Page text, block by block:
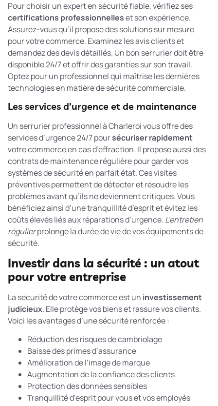
Pour choisir un expert en sécurité fiable, vérifiez ses
certifications professionnelleset son expérience.
Assurez-vous qu’il propose des solutions sur mesure
pour votre commerce. Examinez les avis clients et
demandez des devis détaillés. Un bon serrurier doit être
disponible 24/7 et offrir des garanties sur son travail.
Optez pour un professionnel qui maîtrise les dernières
technologies en matière de sécurité commerciale.
Les services d’urgence et de maintenance
Un serrurier professionnel à Charleroi vous offre des
services d’urgence 24/7 poursécuriser rapidement
votre commerce en cas d’effraction. Il propose aussi des
contrats de maintenance régulière pour garder vos
systèmes de sécurité en parfait état. Ces visites
préventives permettent de détecter et résoudre les
problèmes avant qu’ils ne deviennent critiques. Vous
bénéficiez ainsi d’une tranquillité d’esprit et évitez les
coûts élevés liés aux réparations d’urgence. L’entretien
régulierprolonge la durée de vie de vos équipements de
sécurité.
Investir dans la sécurité : un atout
pour votre entreprise
La sécurité de votre commerce est un investissement
judicieux. Elle protège vos biens et rassure vos clients.
Voici les avantages d’une sécurité renforcée :
Réduction des risques de cambriolage
Baisse des primes d’assurance
Amélioration de l’image de marque
Augmentation de la confiance des clients
Protection des données sensibles
Tranquillité d’esprit pour vous et vos employés